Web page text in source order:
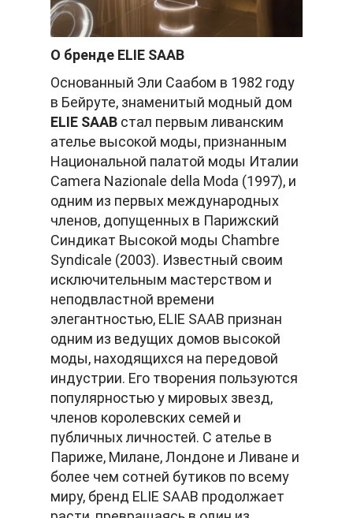
О бренде ELIE SAAB
Основанный Эли Саабом в 1982 году
в Бейруте, знаменитый модный дом
ELIE SAAB стал первым ливанским
ателье высокой моды, признанным
Национальной палатой моды Италии
Camera Nazionale della Moda (1997), и
одним из первых международных
членов, допущенных в Парижский
Синдикат Высокой моды Chambre
Syndicale (2003). Известный своим
исключительным мастерством и
неподвластной времени
элегантностью, ELIE SAAB признан
одним из ведущих домов высокой
моды, находящихся на передовой
индустрии. Его творения пользуются
популярностью у мировых звезд,
членов королевских семей и
публичных личностей. С ателье в
Париже, Милане, Лондоне и Ливане и
более чем сотней бутиков по всему
миру, бренд ELIE SAAB продолжает